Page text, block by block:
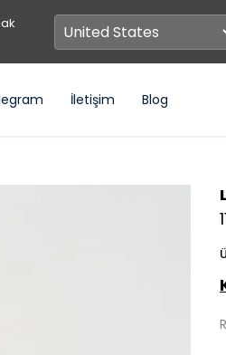
İletişim Blog